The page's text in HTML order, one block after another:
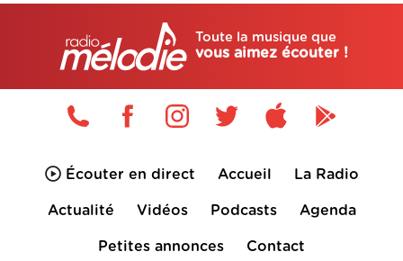
Toute la musique que
vous aimez écouter !
Écouter en direct Accueil La Radio
Actualité Vidéos Podcasts Agenda
Petites annonces Contact